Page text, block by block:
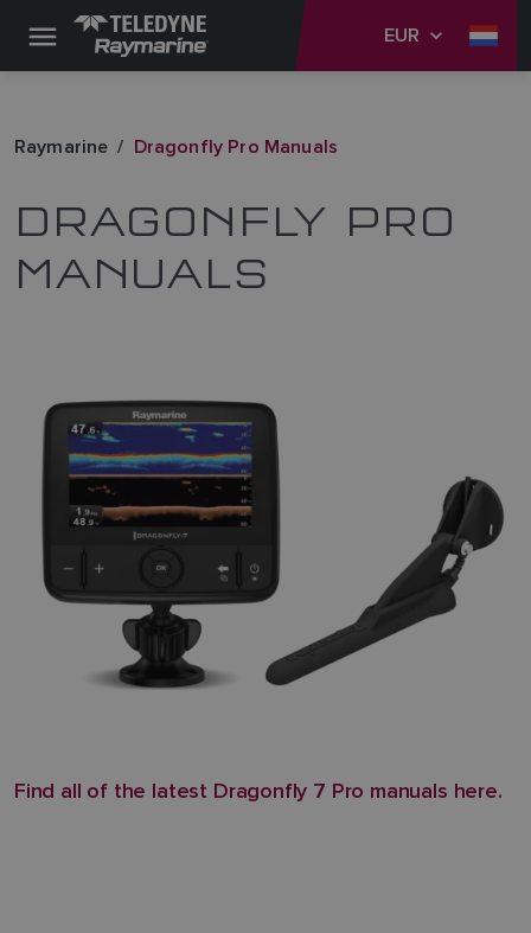
EUR
Raymarine Dragonfly Pro Manuals
DRAGONFLY PRO
MANUALS
Find all of the latest Dragonfly 7 Pro manuals here.